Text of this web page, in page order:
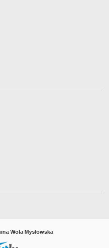
Wola Mysłowska